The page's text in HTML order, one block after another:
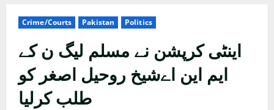
Crime/Courts Pakistan Politics
اینٹی کرپشن نے مسلم لیگ ن کے
ایم این اےشیخ روحیل اصغر کو
طلب کرلیا